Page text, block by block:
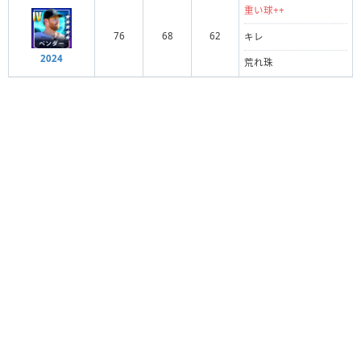
2024
76 68 62
重い球++
キレ
荒れ珠